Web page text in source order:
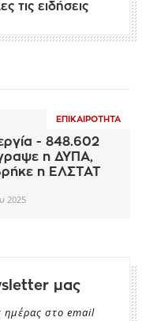
τις ειδήσεις
ΕΠΙΚΑΙΡΌΤΗΤΑ
- 848.602
η ΔΥΠΑ,
η ΕΛΣΤΑΤ
2025
μας
ημέρας στο email